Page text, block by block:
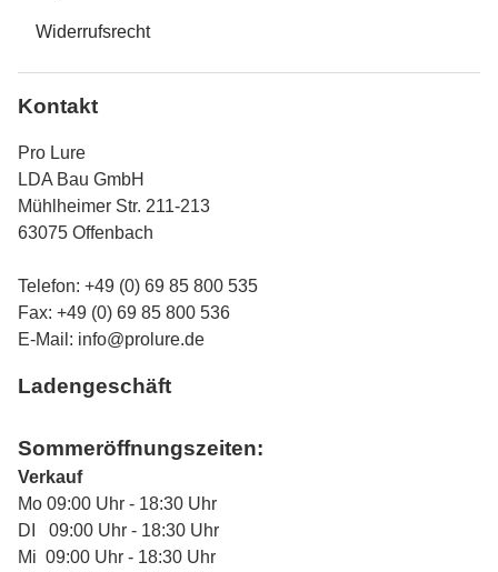
Widerrufsrecht
Kontakt
Pro Lure
LDA Bau GmbH
Mühlheimer Str. 211-213
63075 Offenbach
Telefon: +49 (0) 69 85 800 535
Fax: +49 (0) 69 85 800 536
E-Mail: info@prolure.de
Ladengeschäft
Sommeröffnungszeiten:
Verkauf
Mo 09:00 Uhr - 18:30 Uhr
DI 09:00 Uhr - 18:30 Uhr
Mi 09:00 Uhr - 18:30 Uhr